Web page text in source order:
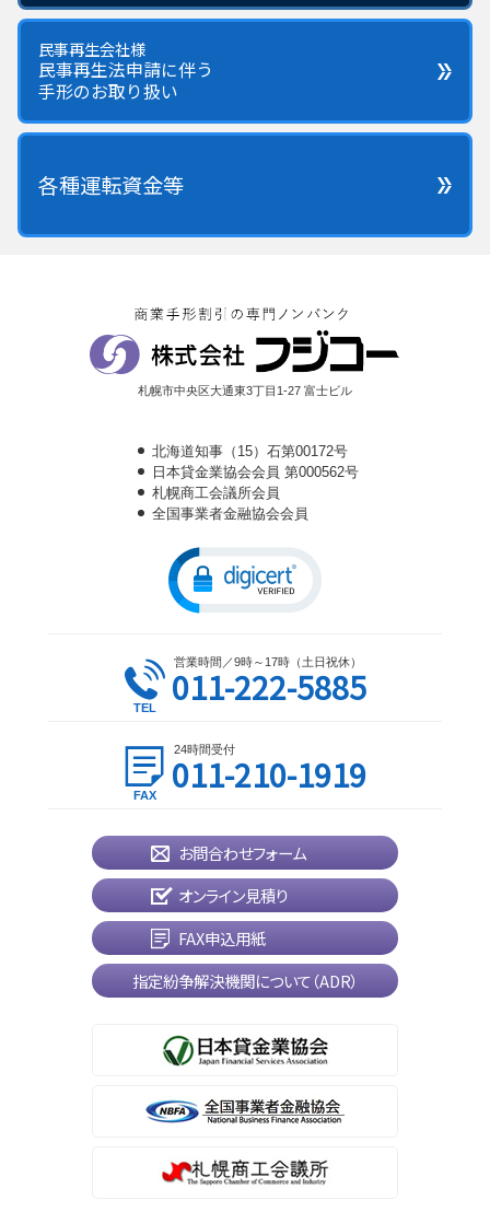
民事再生会社様
民事再生法申請に伴う
手形のお取り扱い
各種運転資金等
札幌市中央区大通東3丁目1-27 富士ビル
北海道知事（15）石第00172号
日本貸金業協会会員 第000562号
札幌商工会議所会員
全国事業者金融協会会員
営業時間／9時～17時（土日祝休）
011-222-5885
24時間受付
011-210-1919
お問合わせフォーム
オンライン見積り
FAX申込用紙
指定紛争解決機関について（ADR）